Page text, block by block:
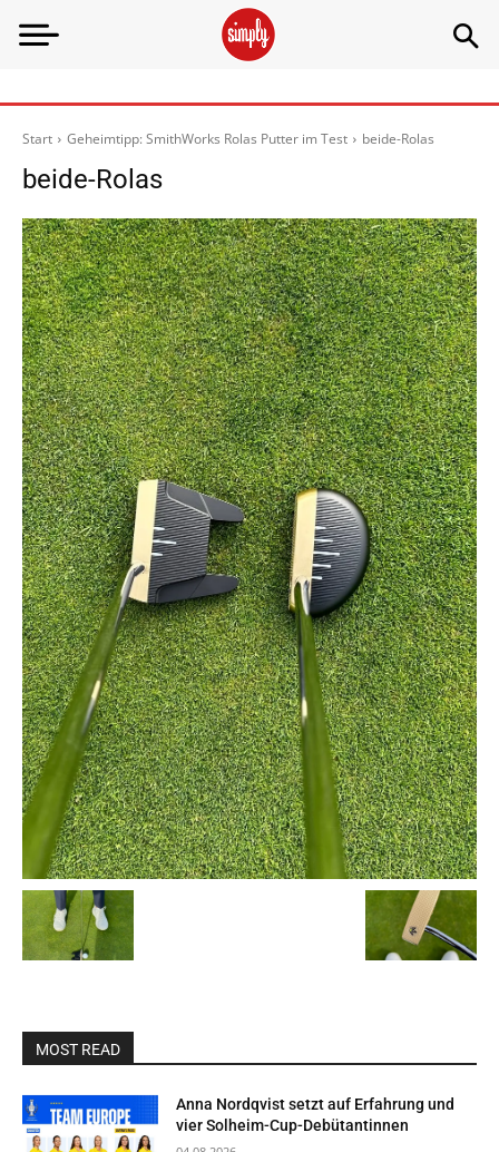
Start Geheimtipp: SmithWorks Rolas Putter im Test beide-Rolas
beide-Rolas
MOST READ
Anna Nordqvist setzt auf Erfahrung und
vier Solheim-Cup-Debütantinnen